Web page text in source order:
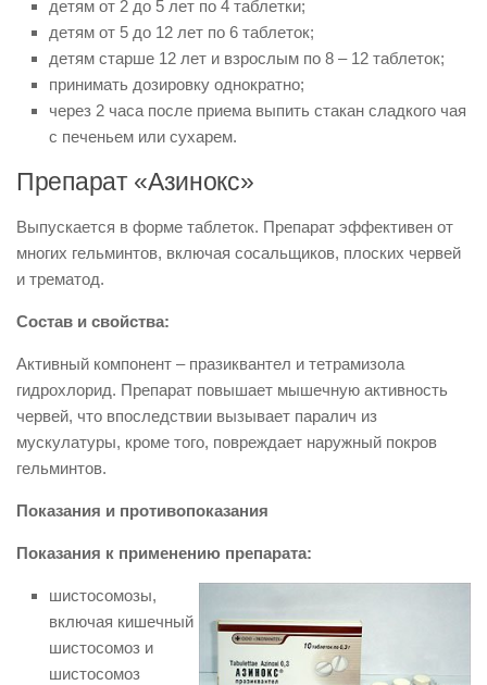
детям от 2 до 5 лет по 4 таблетки;
детям от 5 до 12 лет по 6 таблеток;
детям старше 12 лет и взрослым по 8 – 12 таблеток;
принимать дозировку однократно;
через 2 часа после приема выпить стакан сладкого чая
с печеньем или сухарем.
Препарат «Азинокс»
Выпускается в форме таблеток. Препарат эффективен от
многих гельминтов, включая сосальщиков, плоских червей
и трематод.
Состав и свойства:
Активный компонент – празиквантел и тетрамизола
гидрохлорид. Препарат повышает мышечную активность
червей, что впоследствии вызывает паралич из
мускулатуры, кроме того, повреждает наружный покров
гельминтов.
Показания и противопоказания
Показания к применению препарата:
шистосомозы,
включая кишечный
шистосомоз и
шистосомоз